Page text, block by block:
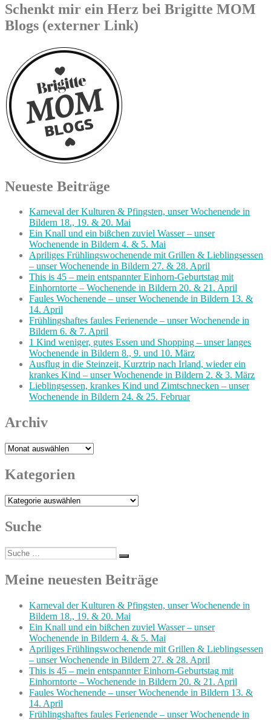
Schenkt mir ein Herz bei Brigitte MOM
Blogs (externer Link)
Neueste Beiträge
Karneval der Kulturen & Pfingsten, unser Wochenende in
Bildern 18., 19. & 20. Mai
Ein Knall und ein bißchen zuviel Wasser – unser
Wochenende in Bildern 4. & 5. Mai
Apriliges Frühlingswochenende mit Grillen & Lieblingsessen
– unser Wochenende in Bildern 27. & 28. April
This is 45 – mein entspannter Einhorn-Geburtstag mit
Einhorntorte – Wochenende in Bildern 20. & 21. April
Faules Wochenende – unser Wochenende in Bildern 13. &
14. April
Frühlingshaftes faules Ferienende – unser Wochenende in
Bildern 6. & 7. April
1 Kind weniger, gutes Essen und Shopping – unser langes
Wochenende in Bildern 8., 9. und 10. März
Ausflug in die Steinzeit, Kurztrip nach Irland, wieder ein
krankes Kind – unser Wochenende in Bildern 2. & 3. März
Lieblingsessen, krankes Kind und Zimtschnecken – unser
Wochenende in Bildern 24. & 25. Februar
Archiv
Archiv
Kategorien
Kategorien
Suche
Suche
nach:
Suchen
Meine neuesten Beiträge
Karneval der Kulturen & Pfingsten, unser Wochenende in
Bildern 18., 19. & 20. Mai
Ein Knall und ein bißchen zuviel Wasser – unser
Wochenende in Bildern 4. & 5. Mai
Apriliges Frühlingswochenende mit Grillen & Lieblingsessen
– unser Wochenende in Bildern 27. & 28. April
This is 45 – mein entspannter Einhorn-Geburtstag mit
Einhorntorte – Wochenende in Bildern 20. & 21. April
Faules Wochenende – unser Wochenende in Bildern 13. &
14. April
Frühlingshaftes faules Ferienende – unser Wochenende in